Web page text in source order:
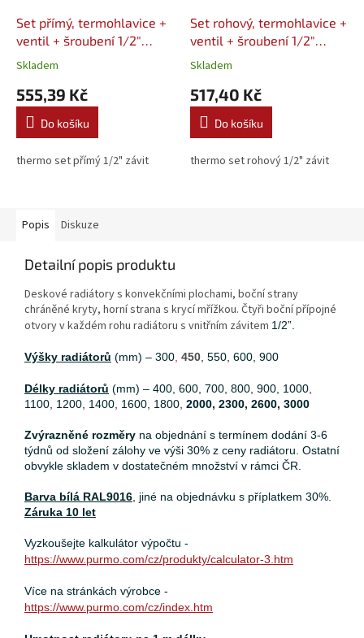
Set přímý, termohlavice +
ventil + šroubení 1/2"
VALVEX
Skladem
555,39 Kč
Do košíku
thermo set přímý 1/2" závit
Set rohový, termohlavice +
ventil + šroubení 1/2"
VALVEX
Skladem
517,40 Kč
Do košíku
thermo set rohový 1/2" závit
Popis Diskuze
Detailní popis produktu
Deskové radiátory s konvekčními plochami, boční strany
chráněné kryty, horní strana s krycí mřížkou. Čtyři boční přípojné
otvory v každém rohu radiátoru s vnitřním závitem 1/2”.
Výšky radiátorů (mm) – 300 450 , 550, 600, 900
Délky radiátorů (mm) – 400, 600, 700, 800, 900, 1000,
1100, 1200, 1400, 1600, 1800, 2000, 2300, 2600, 3000
Zvýrazněné rozměry na objednání s termínem dodání 3-6
týdnů od složení zálohy ve výši 30% z ceny radiátoru. Ostatní
obvykle skladem v dostatečném množství v rámci ČR.
Barva bílá RAL9016 , jiné na objednávku s příplatkem 30%.
Záruka 10 let
Vyzkoušejte kalkulátor výpočtu -
https://www.purmo.com/cz/produkty/calculator-3.htm
Více na stránkách výrobce -
https://www.purmo.com/cz/index.htm